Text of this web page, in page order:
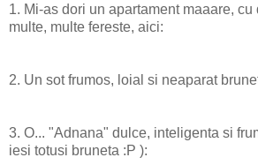
1. Mi-as dori un apartament maaare,
multe, multe fereste, aici:
2. Un sot frumos, loial si neaparat
3. O... "Adnana" dulce, inteligenta si
iesi totusi bruneta :P ):